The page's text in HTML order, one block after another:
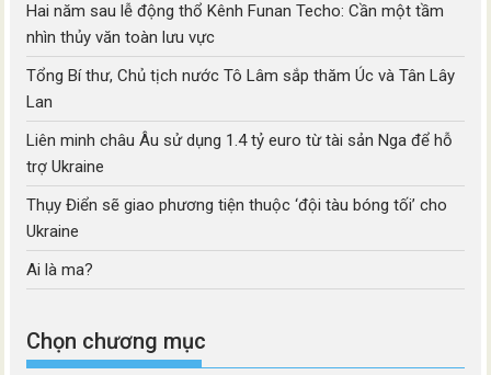
Hai năm sau lễ động thổ Kênh Funan Techo: Cần một tầm
nhìn thủy văn toàn lưu vực
Tổng Bí thư, Chủ tịch nước Tô Lâm sắp thăm Úc và Tân Lây
Lan
Liên minh châu Âu sử dụng 1.4 tỷ euro từ tài sản Nga để hỗ
trợ Ukraine
Thụy Điển sẽ giao phương tiện thuộc ‘đội tàu bóng tối’ cho
Ukraine
Ai là ma?
Chọn chương mục